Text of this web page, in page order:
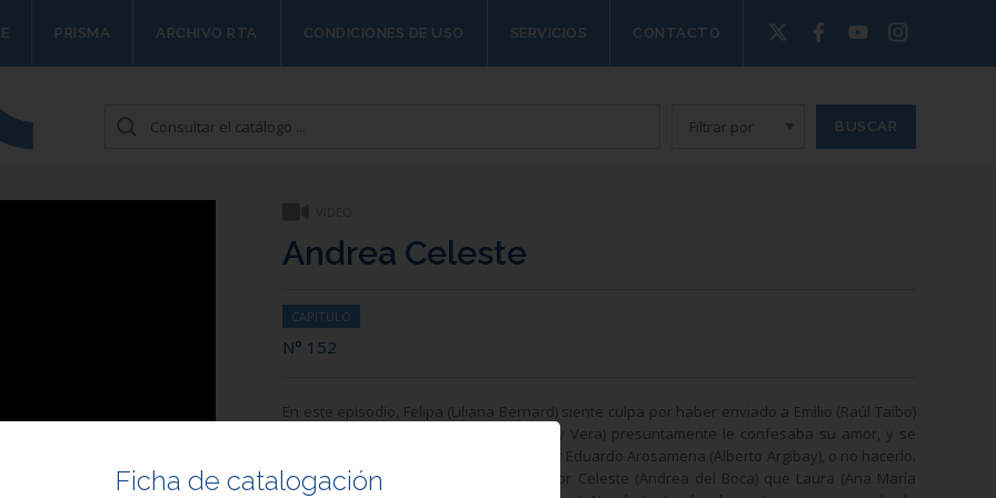
PRISMA ARCHIVO RTA CONDICIONES DE USO SERVICIOS CONTACTO
Andrea Celeste
CAPITULO
N° 152
En este episodio, Felipa (Liliana Bernard) siente culpa por haber enviado a Emilio (Raúl Taibo)
una carta apócrifa en la que Irma (Cuny Vera) presuntamente le confesaba su amor, y se
debate entre admitirlo todo ante el señor Eduardo Arosamena (Alberto Argibay), o no hacerlo.
Por su parte, don Eduardo se entera por Celeste (Andrea del Boca) que Laura (Ana María
Ficha de catalogación